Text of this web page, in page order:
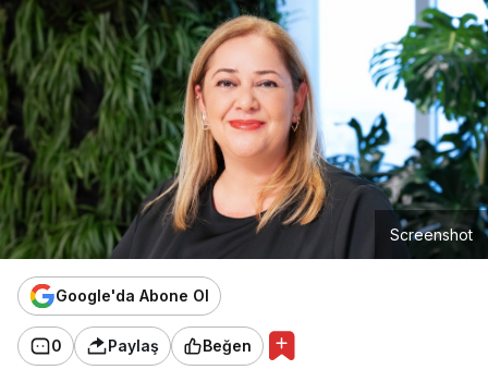
Screenshot
Google'da Abone Ol
0 Paylaş Beğen